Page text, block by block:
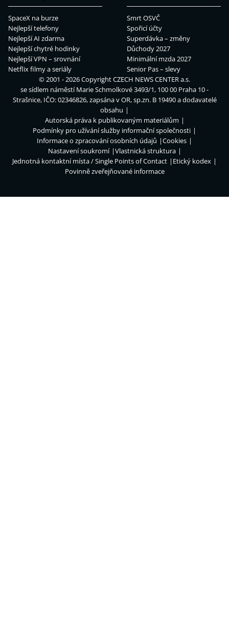
SpaceX na burze
Nejlepší telefony
Nejlepší AI zdarma
Nejlepší chytré hodinky
Nejlepší VPN – srovnání
Netflix filmy a seriály
Smrt OSVČ
Spořicí účty
Superdávka – změny
Důchody 2027
Minimální mzda 2027
Senior Pas – slevy
© 2001 - 2026 CopyrightCZECH NEWS CENTER a.s.
se sídlem náměstí Marie Schmolkové 3493/1, 100 00 Praha 10 -
Strašnice, IČO: 02346826, zapsána v OR, sp.zn. B 19490 a dodavatelé
obsahu
Autorská práva k publikovaným materiálům
Podmínky pro užívání služby informační společnosti
Informace o zpracování osobních údajů
Cookies
Nastavení soukromí
Vlastnická struktura
Jednotná kontaktní místa / Single Points of Contact
Etický kodex
Povinně zveřejňované informace